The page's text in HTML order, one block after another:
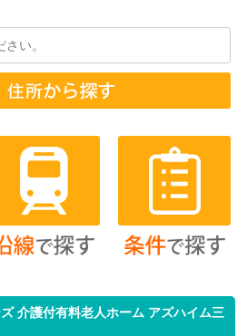
介護付有料老人ホーム アズハイム三